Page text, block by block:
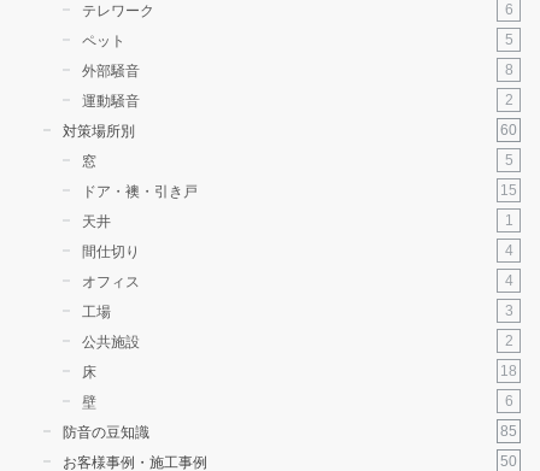
テレワーク
6
ペット
5
外部騒音
8
運動騒音
2
対策場所別
60
窓
5
ドア・襖・引き戸
15
天井
1
間仕切り
4
オフィス
4
工場
3
公共施設
2
床
18
壁
6
防音の豆知識
85
お客様事例・施工事例
50